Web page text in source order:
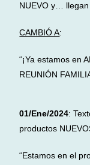
NUEVO y… llegan
CAMBIÓ A:
“¡Ya estamos en
REUNIÓN
01/Ene/2024:
productos
“Estamos en el